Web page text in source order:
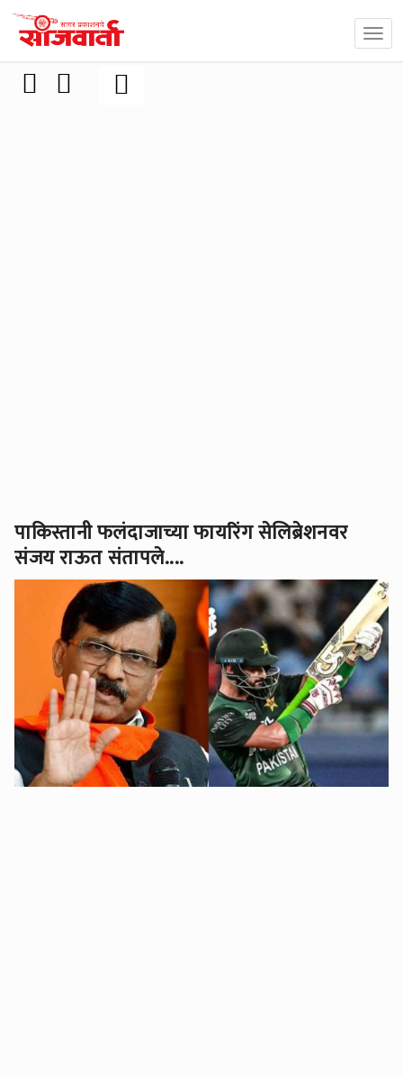
पाकिस्तानी फलंदाजाच्या फायरिंग सेलिब्रेशनवर
संजय राऊत संतापले....